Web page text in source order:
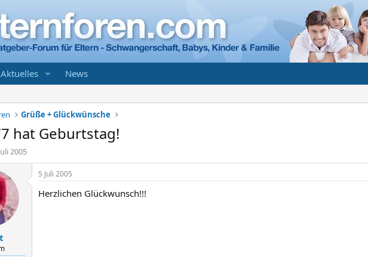
Aktuelles News
Grüße + Glückwünsche
hat Geburtstag!
2005
5 Juli 2005
Herzlichen Glückwunsch!!!